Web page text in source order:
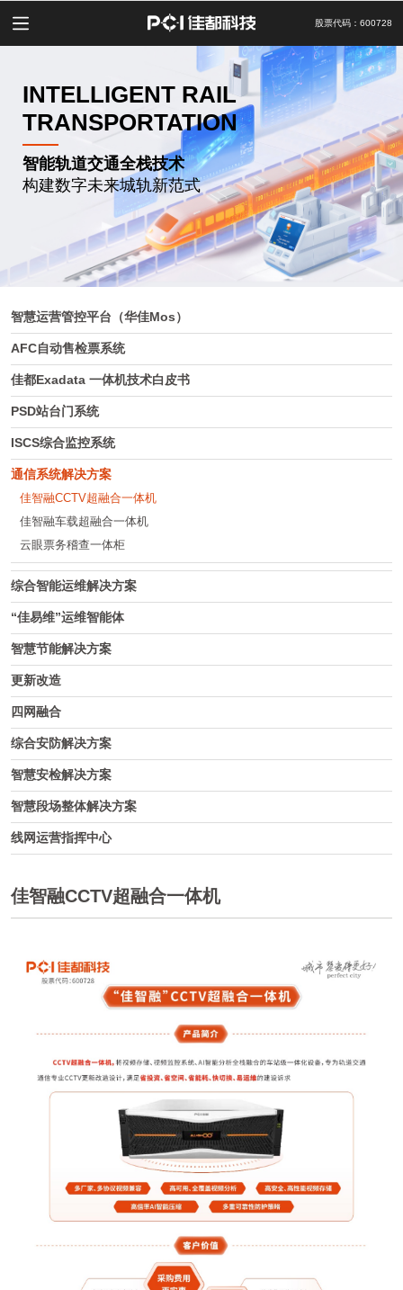
股票代码：600728
INTELLIGENT RAIL
TRANSPORTATION
智能轨道交通全栈技术
构建数字未来城轨新范式
智慧运营管控平台（华佳Mos）
AFC自动售检票系统
佳都Exadata 一体机技术白皮书
PSD站台门系统
ISCS综合监控系统
通信系统解决方案
佳智融CCTV超融合一体机
佳智融车载超融合一体机
云眼票务稽查一体柜
综合智能运维解决方案
“佳易维”运维智能体
智慧节能解决方案
更新改造
四网融合
综合安防解决方案
智慧安检解决方案
智慧段场整体解决方案
线网运营指挥中心
佳智融CCTV超融合一体机